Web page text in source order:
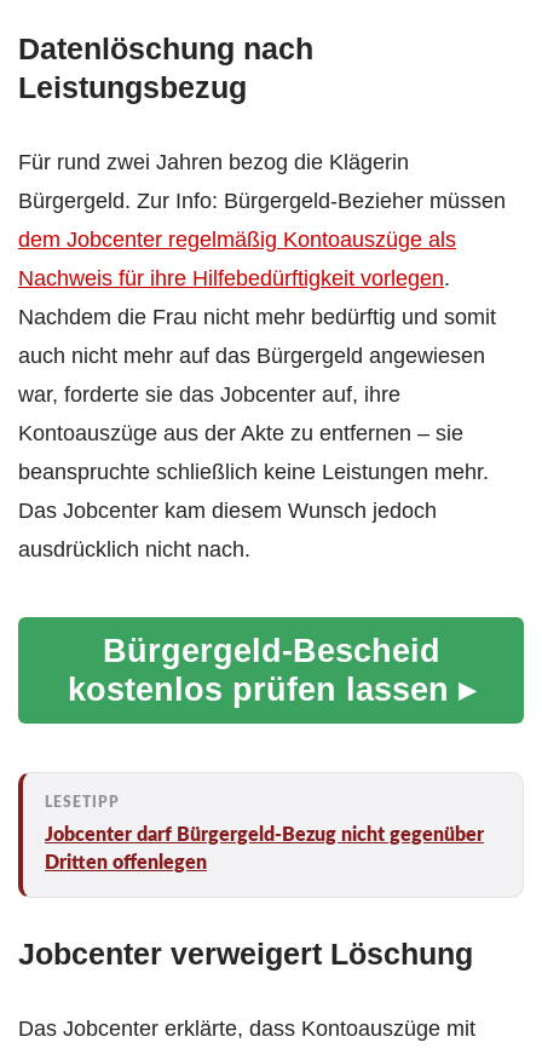
Datenlöschung nach
Leistungsbezug
Für rund zwei Jahren bezog die Klägerin
Bürgergeld. Zur Info: Bürgergeld-Bezieher müssen
dem Jobcenter regelmäßig Kontoauszüge als
Nachweis für ihre Hilfebedürftigkeit vorlegen.
Nachdem die Frau nicht mehr bedürftig und somit
auch nicht mehr auf das Bürgergeld angewiesen
war, forderte sie das Jobcenter auf, ihre
Kontoauszüge aus der Akte zu entfernen – sie
beanspruchte schließlich keine Leistungen mehr.
Das Jobcenter kam diesem Wunsch jedoch
ausdrücklich nicht nach.
Bürgergeld-Bescheid
kostenlos prüfen lassen ▸
Jobcenter darf Bürgergeld-Bezug nicht gegenüber
Dritten offenlegen
Jobcenter verweigert Löschung
Das Jobcenter erklärte, dass Kontoauszüge mit